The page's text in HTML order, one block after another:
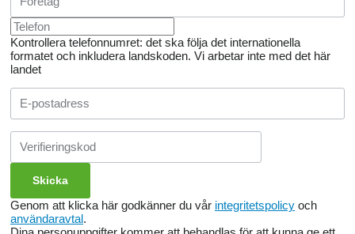
Kontrollera telefonnumret: det ska följa det internationella
formatet och inkludera landskoden. Vi arbetar inte med det här
landet
Genom att klicka här godkänner du vår integritetspolicy och
användaravtal.